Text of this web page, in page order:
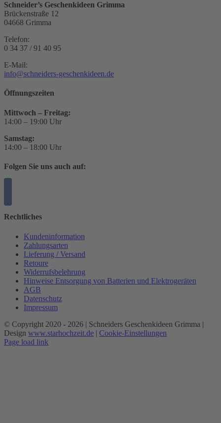
Schneider’s Geschenkideen Grimma
Brückenstraße 12
04668 Grimma
Telefon:
0 34 37 / 91 40 95
E-Mail:
info@schneiders-geschenkideen.de
Öffnungszeiten
Mittwoch – Freitag:
14:00 – 19:00 Uhr
Samstag:
14:00 – 18:00 Uhr
Folgen Sie uns auch auf:
Rechtliches
Kundeninformation
Zahlungsarten
Lieferung / Versand
Retoure
Widerrufsbelehrung
Hinweise Entsorgung von Batterien und Elektrogeräten
AGB
Datenschutz
Impressum
© Copyright 2020 - 2026 | Schneiders Geschenkideen Grimma |
Design www.starhochzeit.de | Cookie-Einstellungen
Page load link